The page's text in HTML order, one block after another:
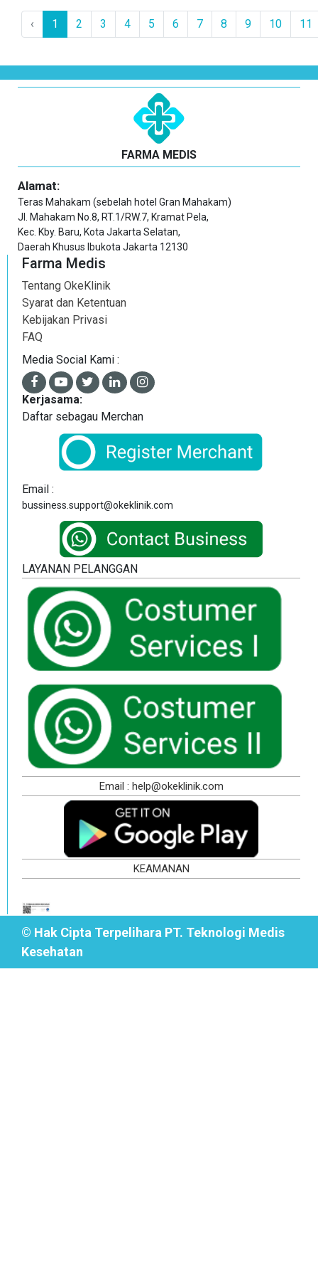
‹ 1 2 3 4 5 6 7 8 9 10 11
FARMA MEDIS
Alamat:
Teras Mahakam (sebelah hotel Gran Mahakam)
Jl. Mahakam No.8, RT.1/RW.7, Kramat Pela,
Kec. Kby. Baru, Kota Jakarta Selatan,
Daerah Khusus Ibukota Jakarta 12130
Farma Medis
Tentang OkeKlinik
Syarat dan Ketentuan
Kebijakan Privasi
FAQ
Media Social Kami :
Kerjasama:
Daftar sebagau Merchan
Email :
bussiness.support@okeklinik.com
LAYANAN PELANGGAN
Email : help@okeklinik.com
KEAMANAN
© Hak Cipta Terpelihara PT. Teknologi Medis
Kesehatan